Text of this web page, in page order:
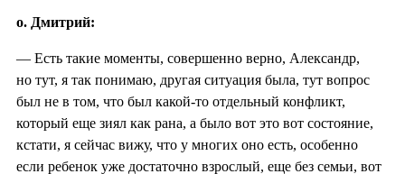
о. Дмитрий:
— Есть такие моменты, совершенно верно, Александр,
но тут, я так понимаю, другая ситуация была, тут вопрос
был не в том, что был какой-то отдельный конфликт,
который еще зиял как рана, а было вот это вот состояние,
кстати, я сейчас вижу, что у многих оно есть, особенно
если ребенок уже достаточно взрослый, еще без семьи, вот